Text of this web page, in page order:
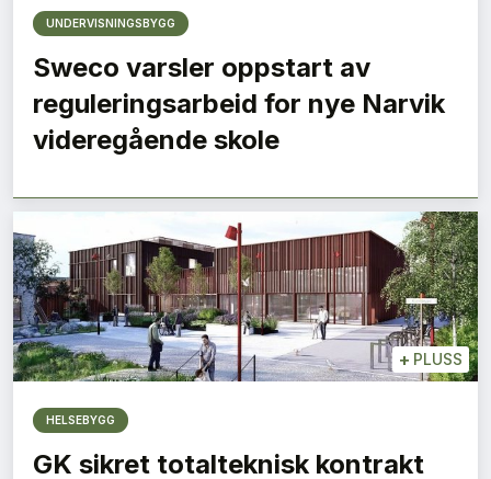
UNDERVISNINGSBYGG
Sweco varsler oppstart av
reguleringsarbeid for nye Narvik
videregående skole
+ PLUSS
HELSEBYGG
GK sikret totalteknisk kontrakt